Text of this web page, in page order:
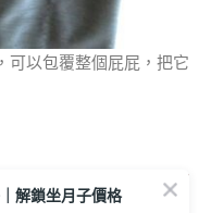
可以包覆整個屁屁，把它
解鎖坐月子價格